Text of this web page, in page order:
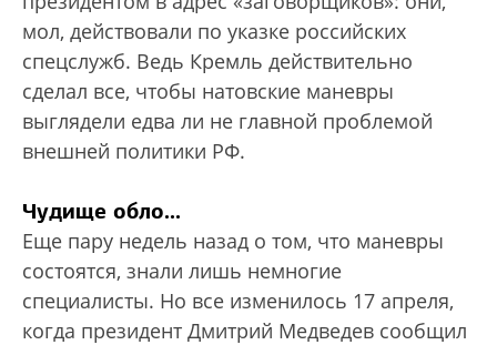
мол, дейст­вовали по указке российских
спецслужб. Ведь Кремль действительно
сделал все, чтобы натовские маневры
выглядели едва ли не главной проблемой
внешней политики РФ.
Чудище обло...
Еще пару недель назад о том, что маневры
сос­тоятся, знали лишь немногие
специалисты. Но все изменилось 17 апреля,
когда президент Дмитрий Медведев сообщил